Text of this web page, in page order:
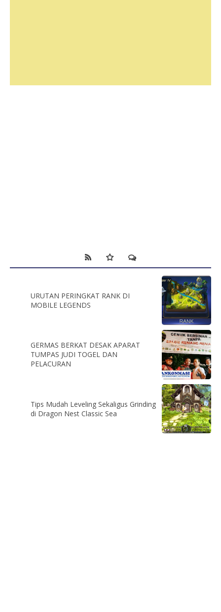
URUTAN PERINGKAT RANK DI
MOBILE LEGENDS
GERMAS BERKAT DESAK APARAT
TUMPAS JUDI TOGEL DAN
PELACURAN
Tips Mudah Leveling Sekaligus Grinding
di Dragon Nest Classic Sea